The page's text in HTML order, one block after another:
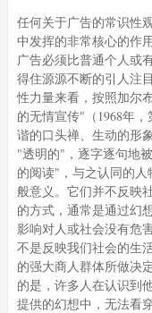
任何关于广告的常识性
中发挥的非常核心的作
广告必须比普通个人或
得住源源不断的引人注
性力量来看，按照加尔
的无情宣传"（1968年
谐的口头禅、生动的形
"透明的"，逐字逐句地
的阅读"，与之认同的
般意义。它们并不反映
的方式，通常是通过幻
影响对人或社会没有危
不是反映我们社会的生
的强大商人群体所做决
的是，许多人在认识到
提供的幻想中，无法看